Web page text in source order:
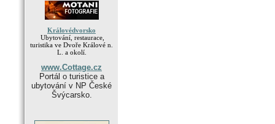
Královédvorsko
Ubytování, restaurace,
turistika ve Dvoře Králové n.
L. a okolí.
www.Cottage.cz
Portál o turistice a
ubytování v NP České
Švýcarsko.